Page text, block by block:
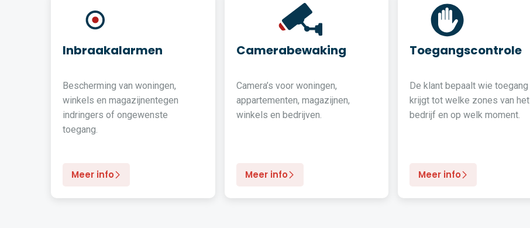
Inbraakalarmen
Bescherming van woningen,
winkels en magazijnentegen
indringers of ongewenste
toegang.
Meer info
Camerabewaking
Camera’s voor woningen,
appartementen, magazijnen,
winkels en bedrijven.
Meer info
Toegangscontrole
De klant bepaalt wie toegang
krijgt tot welke zones van het
bedrijf en op welk moment.
Meer info